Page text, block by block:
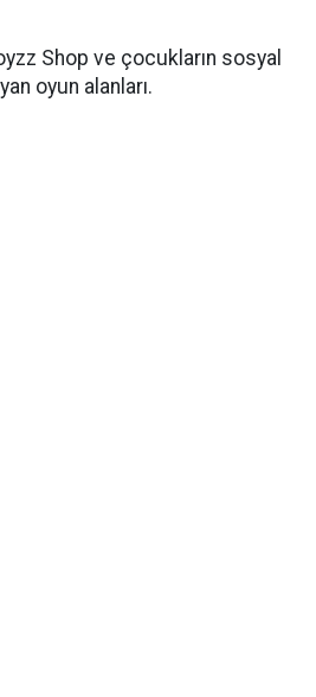
Shop ve çocukların sosyal
oyun alanları.